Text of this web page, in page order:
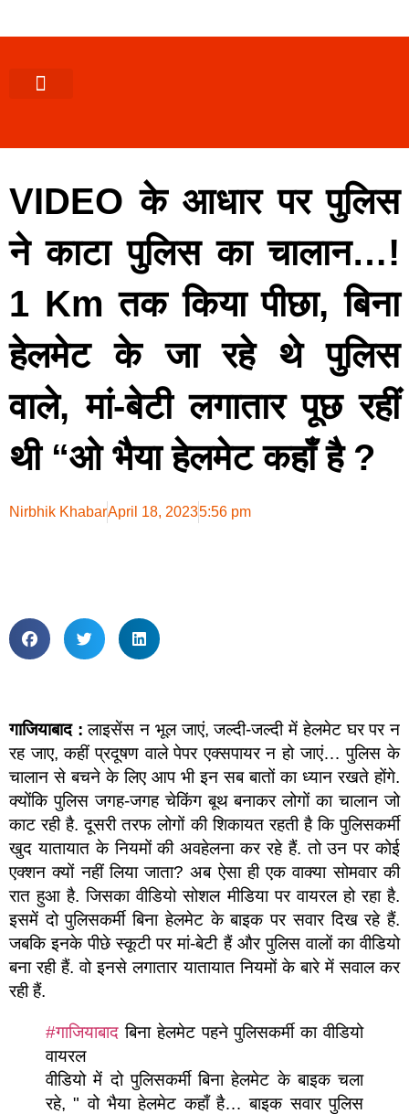
VIDEO के आधार पर पुलिस
ने काटा पुलिस का चालान…!
1 Km तक किया पीछा, बिना
हेलमेट के जा रहे थे पुलिस
वाले, मां-बेटी लगातार पूछ रहीं
थी “ओ भैया हेलमेट कहाँ है ?
Nirbhik KhabarApril 18, 20235:56 pm
गाजियाबाद : लाइसेंस न भूल जाएं, जल्दी-जल्दी में हेलमेट घर पर न
रह जाए, कहीं प्रदूषण वाले पेपर एक्सपायर न हो जाएं… पुलिस के
चालान से बचने के लिए आप भी इन सब बातों का ध्यान रखते होंगे.
क्योंकि पुलिस जगह-जगह चेकिंग बूथ बनाकर लोगों का चालान जो
काट रही है. दूसरी तरफ लोगों की शिकायत रहती है कि पुलिसकर्मी
खुद यातायात के नियमों की अवहेलना कर रहे हैं. तो उन पर कोई
एक्शन क्यों नहीं लिया जाता? अब ऐसा ही एक वाक्या सोमवार की
रात हुआ है. जिसका वीडियो सोशल मीडिया पर वायरल हो रहा है.
इसमें दो पुलिसकर्मी बिना हेलमेट के बाइक पर सवार दिख रहे हैं.
जबकि इनके पीछे स्कूटी पर मां-बेटी हैं और पुलिस वालों का वीडियो
बना रही हैं. वो इनसे लगातार यातायात नियमों के बारे में सवाल कर
रही हैं.
#गाजियाबाद बिना हेलमेट पहने पुलिसकर्मी का वीडियो
वायरल
वीडियो में दो पुलिसकर्मी बिना हेलमेट के बाइक चला
रहे, " वो भैया हेलमेट कहाँ है… बाइक सवार पुलिस